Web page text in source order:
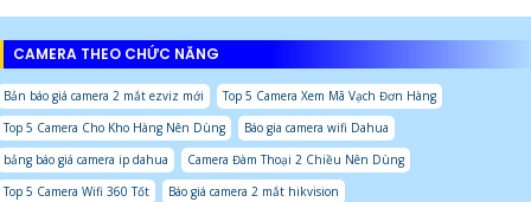
CAMERA THEO CHỨC NĂNG
Bản báo giá camera 2 mắt ezviz mới
Top 5 Camera Xem Mã Vạch Đơn Hàng
Top 5 Camera Cho Kho Hàng Nên Dùng
Báo gia camera wifi Dahua
bảng báo giá camera ip dahua
Camera Đàm Thoại 2 Chiều Nên Dùng
Top 5 Camera Wifi 360 Tốt
Báo giá camera 2 mắt hikvision